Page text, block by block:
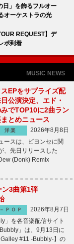
日」を飾るフルオー
オーケストラの光
REQUEST】デ
ポ到着
MUSIC NEWS
EPをサプライズ配
公演決定、エド・
でTOP10に2曲ラン
とめニュース
洋楽
2026年8月8日
ースは、ビヨンセに関
先日リリースした
(Donk) Remix
3曲第1弾
ＰＯＰ
2026年8月7日
」を各音楽配信サイト
」は、9月13日に
#11 -Bubbly-】の